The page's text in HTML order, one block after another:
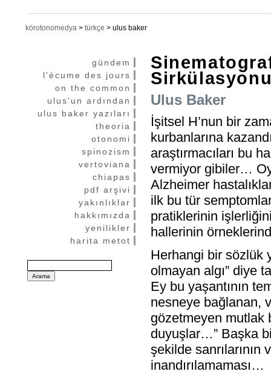
körotonomedya > türkçe > ulus baker
gündem
l'écume des jours
on the common
ulus'un ardından
ulus baker yazıları
theoria
otonomi
spinozism
vertoviana
chiapas
pdf arşivi
yakınlıklar
hakkımızda
yenilikler
harita metot
Ulus Baker
İşitsel H’nun bir
kurbanlarına
araştırmacıları bu
vermiyor gibiler…
Alzheimer
ilk bu tür
pratiklerinin
hallerinin
Herhangi bir sözlük
olmayan algı” diye
Ey bu yaşantının
nesneye bağlanan,
gözetmeyen mutlak
duyuşlar…” Başka
şekilde sanrılarının
inandırılamaması…